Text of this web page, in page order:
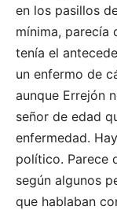
en los pasillos
mínima, parecía
tenía el
un enfermo de
aunque Errejón
señor de edad
enfermedad.
político. Parece
según algunos
que hablaban